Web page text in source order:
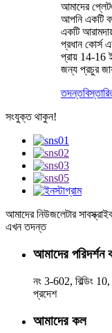
আমাদের
আপনি একটি
একটি
প্রধান কোর্স
প্রায় 14-16
জন্য প্রচুর
তদন্ত
সংযুক্ত থাকুন!
আমাদের নিউজলেটার
এখন তদন্ত
আমাদের পরিদর্শন
নং 3-602, বিল্ডিং
প্রদেশ
আমাদের কল